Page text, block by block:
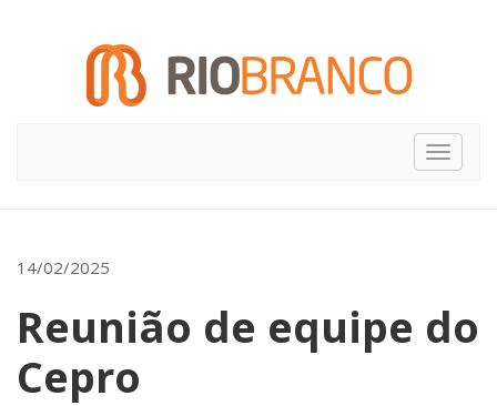
Toggle
14/02/2025
Reunião de equipe do
Cepro